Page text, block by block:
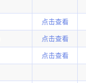
点击查看
点击查看
点击查看